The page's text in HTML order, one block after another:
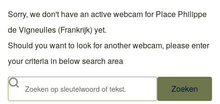
Sorry, we don't have an active webcam for Place Philippe
de Vigneulles (Frankrijk) yet.
Should you want to look for another webcam, please enter
your criteria in below search area
Zoeken